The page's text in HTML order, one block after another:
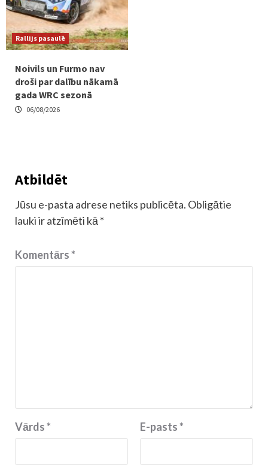
Rallijs pasaulē
Noivils un Furmo nav
droši par dalību nākamā
gada WRC sezonā
06/08/2026
Atbildēt
Jūsu e-pasta adrese netiks publicēta. Obligātie
lauki ir atzīmēti kā *
Komentārs*
Vārds* E-pasts*